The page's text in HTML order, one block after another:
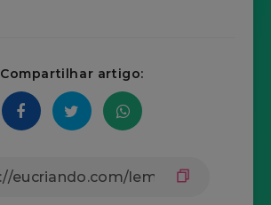
Compartilhar artigo: